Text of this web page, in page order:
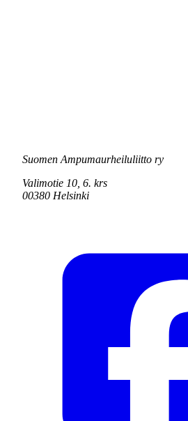
Suomen Ampumaurheiluliitto ry
Valimotie 10, 6. krs
00380 Helsinki